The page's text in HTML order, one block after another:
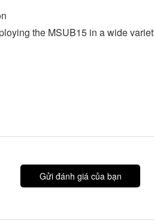
the MSUB15 in a wide
40-95, 40-120 Hz
Gửi đánh giá của bạn